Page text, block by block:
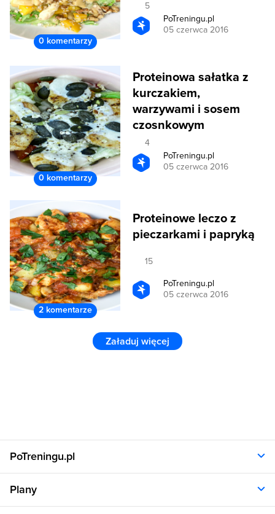
0 komentarzy
5
PoTreningu.pl
05 czerwca 2016
0 komentarzy
Proteinowa sałatka z
kurczakiem,
warzywami i sosem
czosnkowym
4
PoTreningu.pl
05 czerwca 2016
2 komentarze
Proteinowe leczo z
pieczarkami i papryką
15
PoTreningu.pl
05 czerwca 2016
Załaduj więcej
PoTreningu.pl
Polityka prywatności
Regulamin
Plany